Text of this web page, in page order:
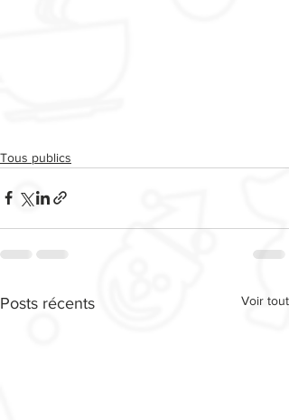
Tous publics
Posts récents Voir tout